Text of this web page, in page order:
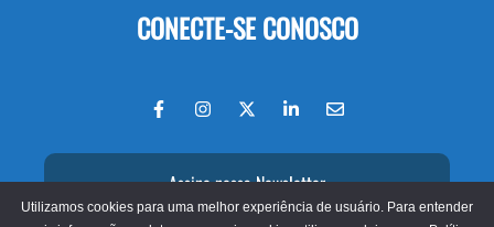
CONECTE-SE CONOSCO
Assine nossa Newsletter
Utilizamos cookies para uma melhor experiência de usuário. Para entender